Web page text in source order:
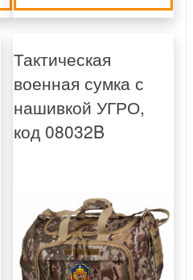
Тактическая
военная сумка с
нашивкой УГРО,
код 08032B